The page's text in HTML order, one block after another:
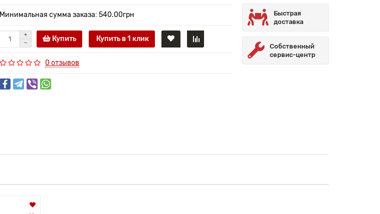
Минимальная сумма заказа: 540.00грн
Купить Купить в 1 клик
0 отзывов
Быстрая
доставка
Собственный
сервис-центр